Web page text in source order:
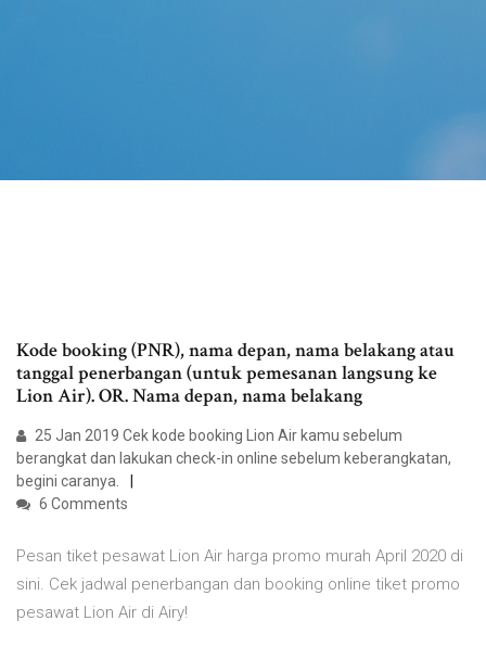
Kode booking (PNR), ​nama depan, nama ​belakang atau
tanggal penerbangan (untuk pemesanan langsung ke
Lion Air). OR. Nama depan, nama belakang
25 Jan 2019 Cek kode booking Lion Air kamu sebelum
berangkat dan lakukan check-in online sebelum keberangkatan,
begini caranya.
6 Comments
Pesan tiket pesawat Lion Air harga promo murah April 2020 di
sini. Cek jadwal penerbangan dan booking online tiket promo
pesawat Lion Air di Airy!